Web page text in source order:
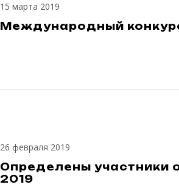
15 марта 2019
Международный
26 февраля 2019
Определены участники
2019